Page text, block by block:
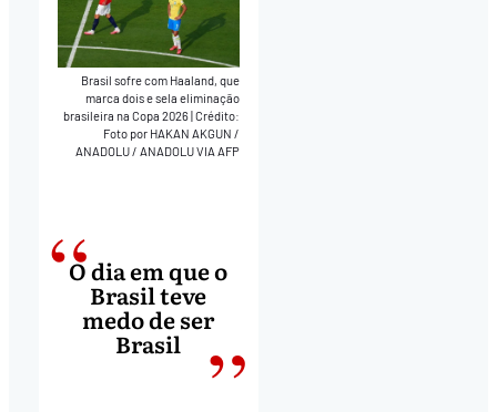
Brasil sofre com Haaland, que
marca dois e sela eliminação
brasileira na Copa 2026 Crédito:
Foto por HAKAN AKGUN /
ANADOLU / ANADOLU VIA AFP
O dia em que o
Brasil teve
medo de ser
Brasil